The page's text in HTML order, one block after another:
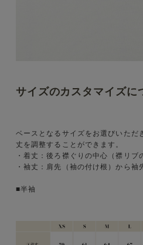
サイズのカスタマイズに
ベースとなるサイズをお選びいただ
丈を調整することができます。
・着丈：後ろ襟ぐりの中心（襟リブ
・袖丈：肩先（袖の付け根）から袖
■半袖